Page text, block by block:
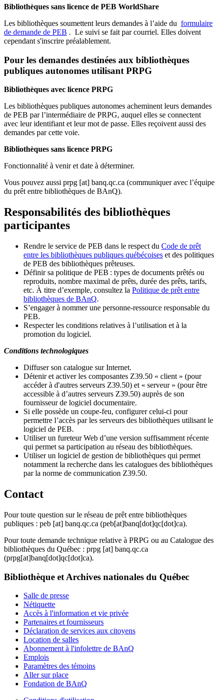
Bibliothèques sans licence de PEB WorldShare
Les bibliothèques soumettent leurs demandes à l’aide du formulaire
de demande de PEB . Le suivi se fait par courriel. Elles doivent
cependant s'inscrire préalablement.
Pour les demandes destinées aux bibliothèques
publiques autonomes utilisant PRPG
Bibliothèques avec licence PRPG
Les bibliothèques publiques autonomes acheminent leurs demandes
de PEB par l’intermédiaire de PRPG, auquel elles se connectent
avec leur identifiant et leur mot de passe. Elles reçoivent aussi des
demandes par cette voie.
Bibliothèques sans licence PRPG
Fonctionnalité à venir et date à déterminer.
Vous pouvez aussi prpg [at] banq.qc.ca (communiquer avec l’équipe
du prêt entre bibliothèques de BAnQ).
Responsabilités des bibliothèques
participantes
Rendre le service de PEB dans le respect du Code de prêt
entre les bibliothèques publiques québécoises et des politiques
de PEB des bibliothèques prêteuses.
Définir sa politique de PEB : types de documents prêtés ou
reproduits, nombre maximal de prêts, durée des prêts, tarifs,
etc. À titre d’exemple, consultez la Politique de prêt entre
bibliothèques de BAnQ.
S’engager à nommer une personne-ressource responsable du
PEB.
Respecter les conditions relatives à l’utilisation et à la
promotion du logiciel.
Conditions technologiques
Diffuser son catalogue sur Internet.
Détenir et activer les composantes Z39.50 « client » (pour
accéder à d'autres serveurs Z39.50) et « serveur » (pour être
accessible à d’autres serveurs Z39.50) auprès de son
fournisseur de logiciel documentaire.
Si elle possède un coupe-feu, configurer celui-ci pour
permettre l’accès par les serveurs des bibliothèques utilisant le
logiciel de PEB.
Utiliser un fureteur Web d’une version suffisamment récente
qui permet sa participation au réseau des bibliothèques.
Utiliser un logiciel de gestion de bibliothèques qui permet
notamment la recherche dans les catalogues des bibliothèques
par la norme de communication Z39.50.
Contact
Pour toute question sur le réseau de prêt entre bibliothèques
publiques : peb [at] banq.qc.ca (peb[at]banq[dot]qc[dot]ca).
Pour toute demande technique relative à PRPG ou au Catalogue des
bibliothèques du Québec : prpg [at] banq.qc.ca
(prpg[at]banq[dot]qc[dot]ca).
Bibliothèque et Archives nationales du Québec
Salle de presse
Nétiquette
Accès à l'information et vie privée
Partenaires et fournisseurs
Déclaration de services aux citoyens
Location de salles
Abonnement à l'infolettre de BAnQ
Emplois
Paramètres des témoins
Aller sur place
Fondation de BAnQ